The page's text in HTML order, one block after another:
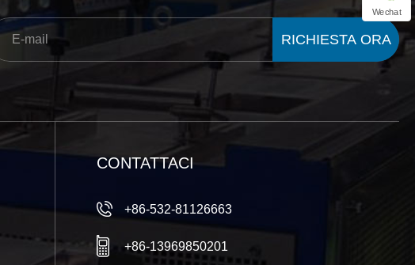
RICHIESTA ORA
CONTATTACI
+86-532-81126663
+86-13969850201
Wechat